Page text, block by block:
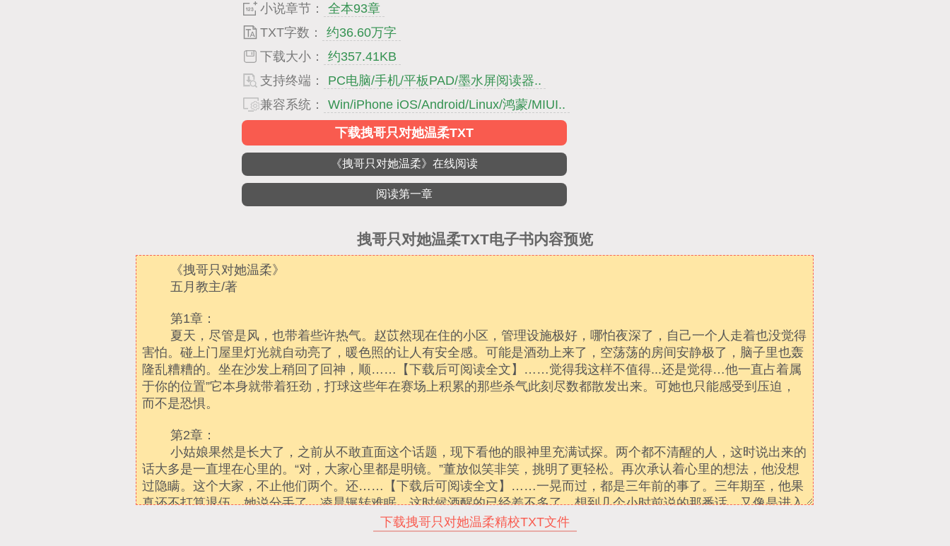
小说章节：
全本93章
TXT字数：
约36.60万字
下载大小：
约357.41KB
支持终端：
PC电脑/手机/平板PAD/墨水屏阅读器..
兼容系统：
Win/iPhone iOS/Android/Linux/鸿蒙/MIUI..
下载拽哥只对她温柔TXT
《拽哥只对她温柔》在线阅读
阅读第一章
拽哥只对她温柔TXT电子书内容预览
下载拽哥只对她温柔精校TXT文件